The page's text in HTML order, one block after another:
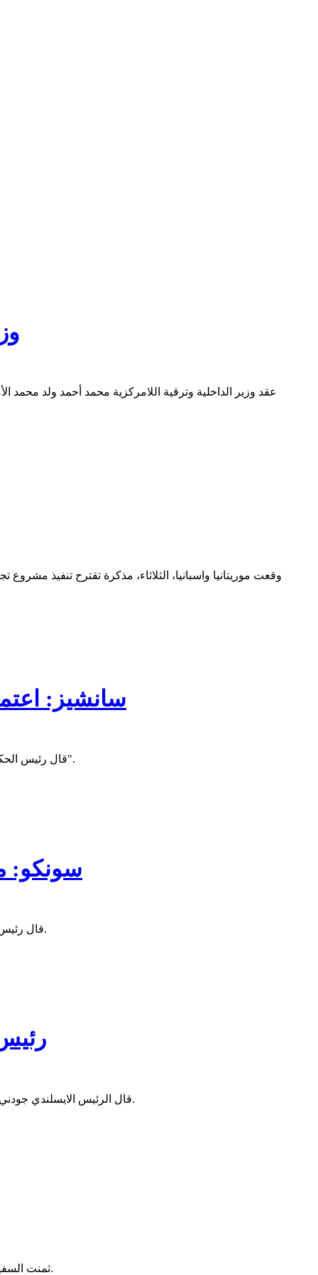
عقد وزير الداخلية وترقية اللامركزية محمد أحمد ولد محمد
وقعت موريتانيا واسبانيا، الثلاثاء، مذكرة تقترح تنفيذ
سانشيز:
قال رئيس الحكومة الاسبانية بيدرو سانشيز إن بلاده اعتمدت مع موريتانيا اتفاقيات "تتضمن نهجا شاملا جديدا يسمح لنا بإدارة ظاهرة الهجرة لصالح مجتمعاتنا".
سونكو:
قال رئيس الوزراء السنغالي عثمان سونكو، إن مستقبل العالم يكمن في أفريقيا، مضيفا أنها القارة الوحيدة التي ما زال لديها مجال للتقدم والنمو الكبير.
قال الرئيس الايسلندي جودني يوهنسون إن بلاده "تقدر الجهود التي تبذلها موريتانيا من أجل مكافحة الهجرة غير الشرعية والإرهاب"، وفق ما نقلته الوكالة الموريتانية للأنباء.
ثمنت السفيرة الأمريكية كيرشت التزام موريتانيا باتخاذ خطوات مشتركة لمعالجة الهجرة غير النظامية وتعزيز الفرص الاقتصادية للموريتانيين في الداخل.